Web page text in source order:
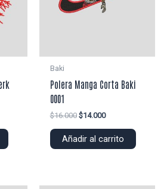
Baki
Polera Manga Corta Baki
0001
$16.000 El
original
$14.000El
actual
Añadir al carrito